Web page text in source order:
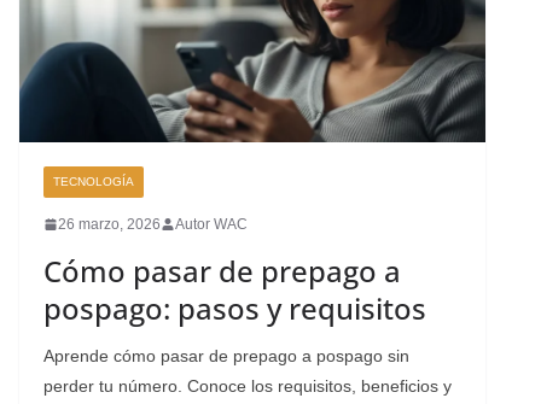
TECNOLOGÍA
26 marzo, 2026 Autor WAC
Cómo pasar de prepago a
pospago: pasos y requisitos
Aprende cómo pasar de prepago a pospago sin
perder tu número. Conoce los requisitos, beneficios y